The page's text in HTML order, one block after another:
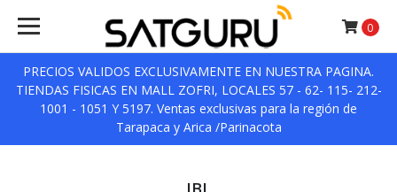
PRECIOS VALIDOS EXCLUSIVAMENTE EN NUESTRA PAGINA.
TIENDAS FISICAS EN MALL ZOFRI, LOCALES 57 - 62- 115- 212-
1001 - 1051 Y 5197. Ventas exclusivas para la región de
Tarapaca y Arica /Parinacota
0